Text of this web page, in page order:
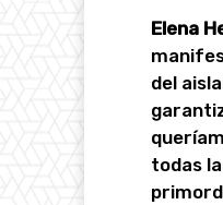
Elena
del
todas